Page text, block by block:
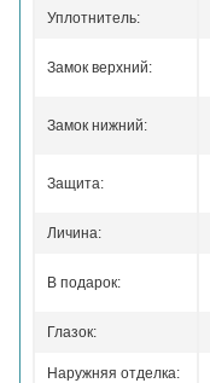
Уплотнитель:
Замок верхний:
Замок нижний:
Защита:
Личина:
В подарок:
Глазок:
Наружняя отделка: